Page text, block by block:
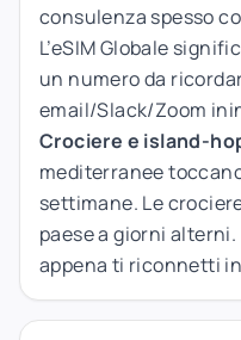
consulenza spesso
L’eSIM Globale
un numero da
email/Slack/Zoom
Crociere e island-
mediterranee
settimane. Le
paese a giorni alterni.
appena ti riconnetti